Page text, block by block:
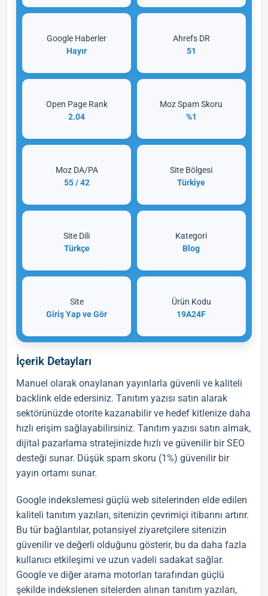
Google Haberler
Hayır
Ahrefs DR
51
Open Page Rank
2.04
Moz Spam Skoru
%1
Moz DA/PA
55 / 42
Site Bölgesi
Türkiye
Site Dili
Türkçe
Kategori
Blog
Site
Giriş Yap ve Gör
Ürün Kodu
19A24F
İçerik Detayları
Manuel olarak onaylanan yayınlarla güvenli ve kaliteli
backlink elde edersiniz.Tanıtım yazısı satın alarak
sektörünüzde otorite kazanabilir ve hedef kitlenize daha
hızlı erişim sağlayabilirsiniz.Tanıtım yazısı satın almak,
dijital pazarlama stratejinizde hızlı ve güvenilir birSEO
desteği sunar. Düşük spam skoru (1%) güvenilir bir
yayın ortamı sunar.
Google indekslemesi güçlü web sitelerinden elde edilen
kalitelitanıtım yazıları, sitenizin çevrimiçi itibarını artırır.
Bu tür bağlantılar, potansiyel ziyaretçilere sitenizin
güvenilir ve değerli olduğunu gösterir, bu da daha fazla
kullanıcı etkileşimi ve uzun vadeli sadakat sağlar.
Google ve diğer arama motorları tarafından güçlü
şekilde indekslenen sitelerden alınantanıtım yazıları,